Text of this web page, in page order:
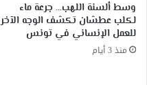
وسط ألسنة اللهب… جرعة ماء
لكلب عطشان تكشف الوجه الآخر
للعمل الإنساني في تونس
منذ 3 أيام